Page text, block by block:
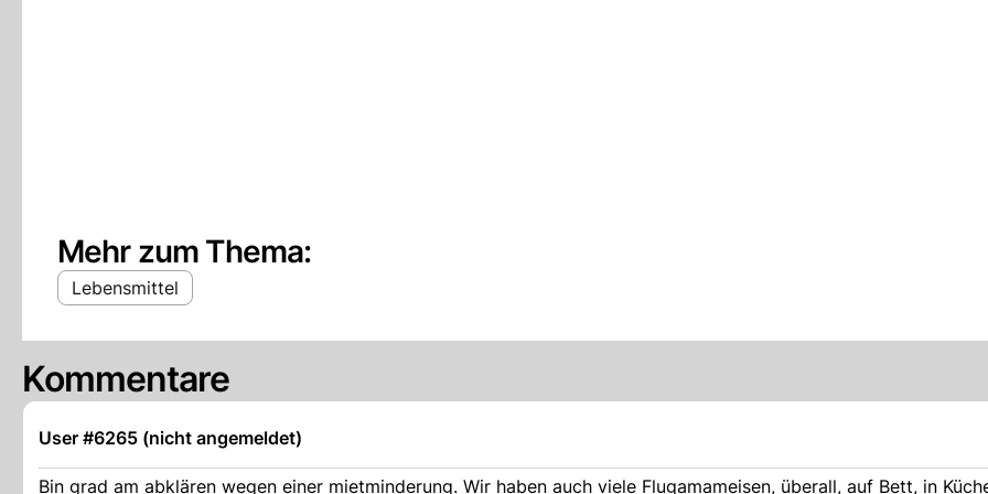
Mehr zum Thema:
Lebensmittel
Kommentare
User #6265 (nicht angemeldet)
Bin grad am abklären wegen einer mietminderung. Wir haben auch viele Flugamameisen, überall, auf Bett, in